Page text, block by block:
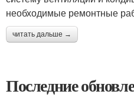
необходимые ремонтные
читать дальше →
Последние